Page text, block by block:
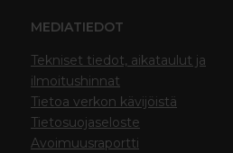
MEDIATIEDOT
Tekniset tiedot, aikataulut ja
ilmoitushinnat
Tietoa verkon kävijöistä
Tietosuojaseloste
Avoimuusraportti